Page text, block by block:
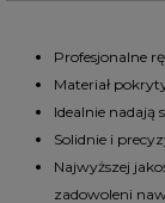
Profesjonalne
Materiał
Idealnie nadają
Solidnie i
Najwyższej
zadowoleni